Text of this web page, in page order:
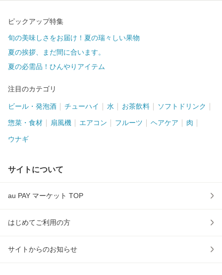
ピックアップ特集
旬の美味しさをお届け！夏の瑞々しい果物
夏の挨拶、まだ間に合います。
夏の必需品！ひんやりアイテム
注目のカテゴリ
ビール・発泡酒 チューハイ 水 お茶飲料 ソフトドリンク
惣菜・食材 扇風機 エアコン フルーツ ヘアケア 肉
ウナギ
サイトについて
au PAY マーケット TOP
はじめてご利用の方
サイトからのお知らせ